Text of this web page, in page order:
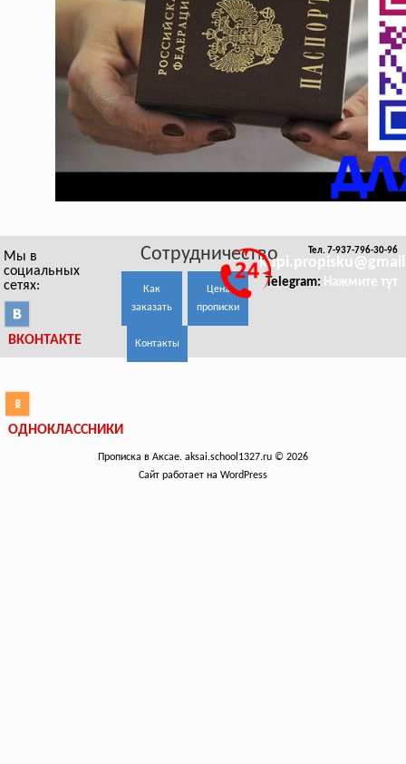
Мы в
социальных
сетях:
ВКОНТАКТЕ
ОДНОКЛАССНИКИ
Сотрудничество
Как
заказать
Цена
прописки
Контакты
Тел. 7-937-796-30-96
Telegram: Нажмите тут
Прописка в Аксае. aksai.school1327.ru © 2026
Сайт работает на WordPress